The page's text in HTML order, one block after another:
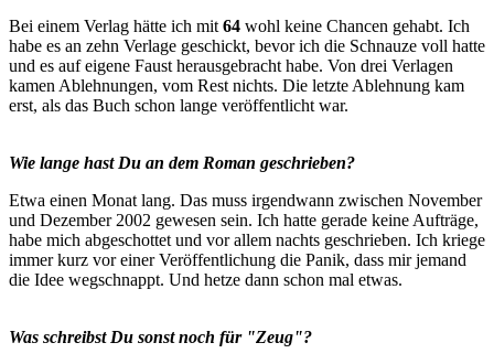
Bei einem Verlag hätte ich mit 64 wohl keine Chancen gehabt. Ich
habe es an zehn Verlage geschickt, bevor ich die Schnauze voll hatte
und es auf eigene Faust herausgebracht habe. Von drei Verlagen
kamen Ablehnungen, vom Rest nichts. Die letzte Ablehnung kam
erst, als das Buch schon lange veröffentlicht war.
Wie lange hast Du an dem Roman geschrieben?
Etwa einen Monat lang. Das muss irgendwann zwischen November
und Dezember 2002 gewesen sein. Ich hatte gerade keine Aufträge,
habe mich abgeschottet und vor allem nachts geschrieben. Ich kriege
immer kurz vor einer Veröffentlichung die Panik, dass mir jemand
die Idee wegschnappt. Und hetze dann schon mal etwas.
Was schreibst Du sonst noch für "Zeug"?